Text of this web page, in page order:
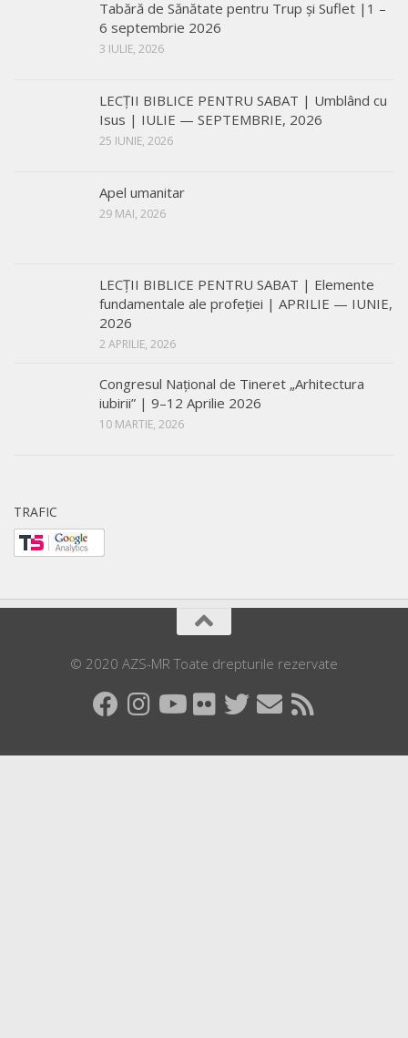
Tabără de Sănătate pentru Trup și Suflet |1 –
6 septembrie 2026
3 IULIE, 2026
LECŢII BIBLICE PENTRU SABAT | Umblând cu
Isus | IULIE — SEPTEMBRIE, 2026
25 IUNIE, 2026
Apel umanitar
29 MAI, 2026
LECŢII BIBLICE PENTRU SABAT | Elemente
fundamentale ale profeției | APRILIE — IUNIE,
2026
2 APRILIE, 2026
Congresul Național de Tineret „Arhitectura
iubirii” | 9–12 Aprilie 2026
10 MARTIE, 2026
TRAFIC
© 2020 AZS-MR Toate drepturile rezervate